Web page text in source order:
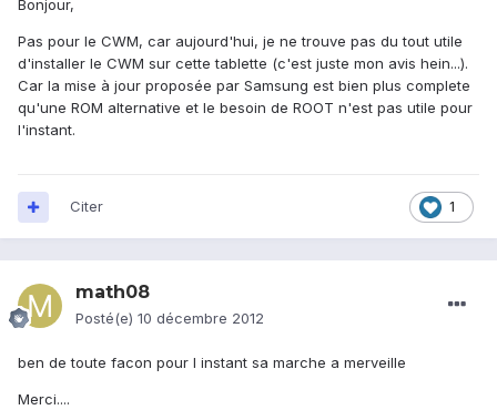
Bonjour,
Pas pour le CWM, car aujourd'hui, je ne trouve pas du tout utile
d'installer le CWM sur cette tablette (c'est juste mon avis hein...).
Car la mise à jour proposée par Samsung est bien plus complete
qu'une ROM alternative et le besoin de ROOT n'est pas utile pour
l'instant.
1
Citer
math08
Posté(e) 10 décembre 2012
ben de toute facon pour l instant sa marche a merveille
Merci....